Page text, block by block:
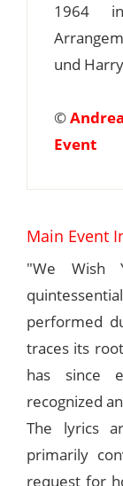
1964
und
©
Event
Main Event
"We Wish
performed
traces its
has since
recognized
The lyrics
primarily
request for